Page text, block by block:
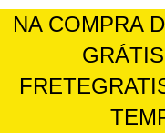
NA COMPRA